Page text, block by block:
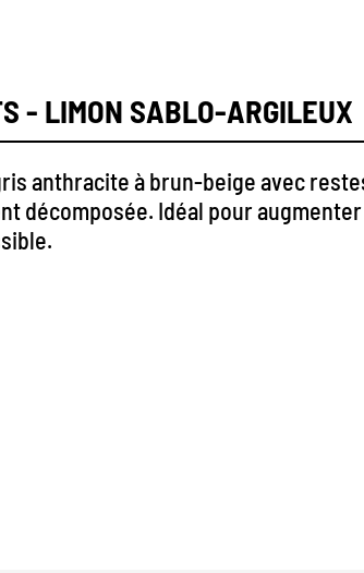
- LIMON SABLO-ARGILEUX
anthracite à brun-beige avec
décomposée. Idéal pour